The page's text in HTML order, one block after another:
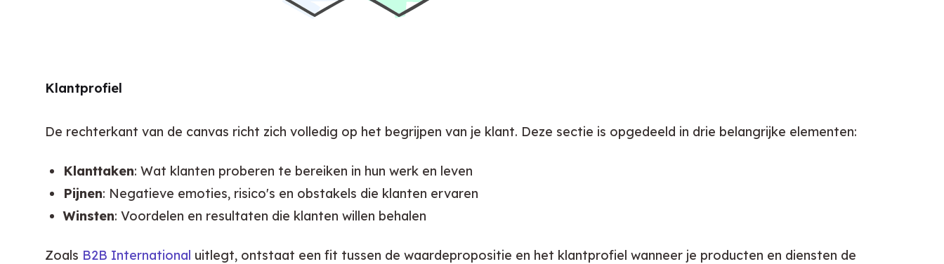
Klantprofiel
De rechterkant van de canvas richt zich volledig op het begrijpen van je klant. Deze sectie is opgedeeld in drie belangrijke elementen:
Klanttaken: Wat klanten proberen te bereiken in hun werk en leven
Pijnen: Negatieve emoties, risico's en obstakels die klanten ervaren
Winsten: Voordelen en resultaten die klanten willen behalen
Zoals B2B International uitlegt, ontstaat een fit tussen de waardepropositie en het klantprofiel wanneer je producten en diensten de